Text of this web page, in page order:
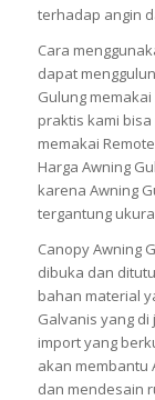
terhadap angin
Cara
dapat
Gulung
praktis kami
memakai
Harga Awning
karena Awning
tergantung
Canopy Awning
dibuka dan
bahan material
Galvanis yang
import yang
akan membantu
dan mendesain